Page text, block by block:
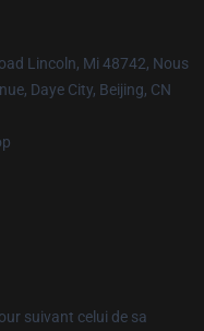
Lincoln, Mi 48742, Nous
Daye City, Beijing, CN
suivant celui de sa